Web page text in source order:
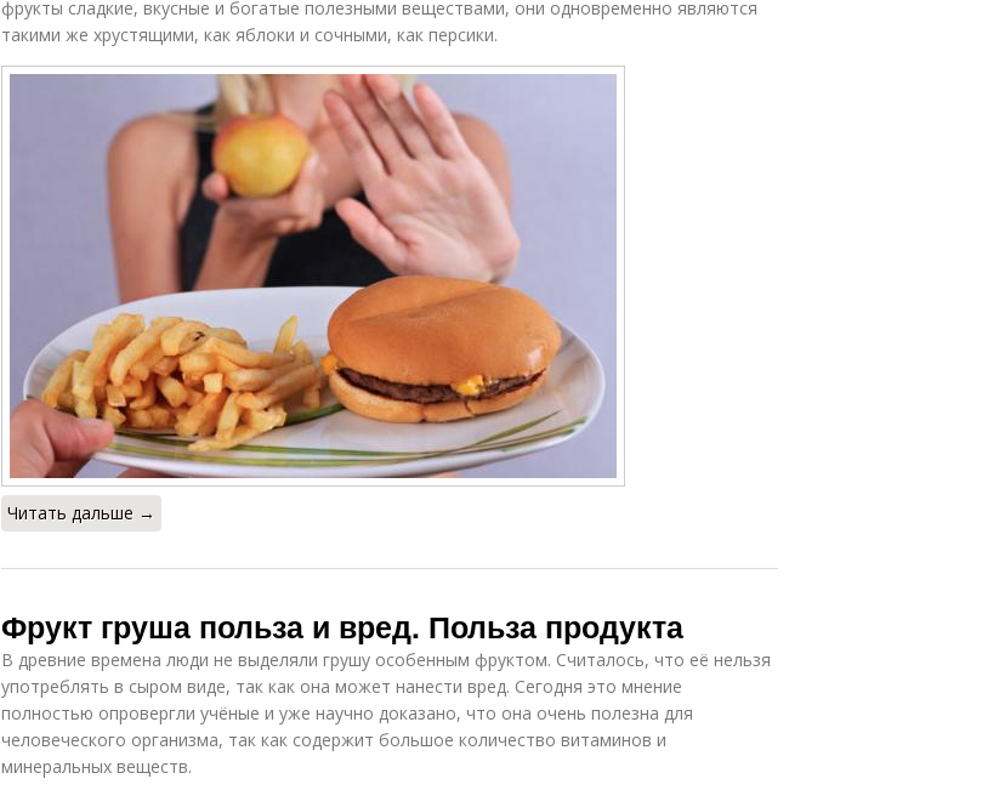
фрукты сладкие, вкусные и богатые полезными веществами, они одновременно являются
такими же хрустящими, как яблоки и сочными, как персики.
Читать дальше →
Фрукт груша польза и вред. Польза продукта
В древние времена люди не выделяли грушу особенным фруктом. Считалось, что её нельзя
употреблять в сыром виде, так как она может нанести вред. Сегодня это мнение
полностью опровергли учёные и уже научно доказано, что она очень полезна для
человеческого организма, так как содержит большое количество витаминов и
минеральных веществ.